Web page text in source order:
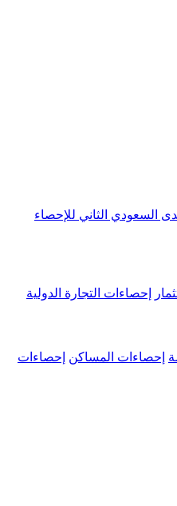
السعودي الثاني للإحصاء
إحصاءات التجارة الدولية
إحصاءات المساكن إحصاءات